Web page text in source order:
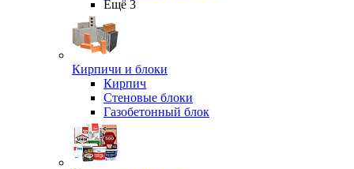
Ещё 3
Кирпичи и блоки
Кирпич
Стеновые блоки
Газобетонный блок